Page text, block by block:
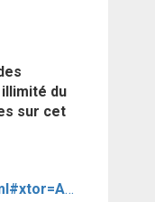
du
sur cet
http://www.latribune.fr/technos-medias/amazon-microsoft-et-google-font-mieux-que-prevu-755927.html#xtor=AL-13